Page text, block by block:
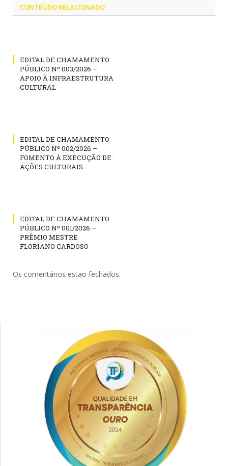
CONTEÚDO RELACIONADO
EDITAL DE CHAMAMENTO
PÚBLICO Nº 003/2026 –
APOIO À INFRAESTRUTURA
CULTURAL
EDITAL DE CHAMAMENTO
PÚBLICO Nº 002/2026 –
FOMENTO À EXECUÇÃO DE
AÇÕES CULTURAIS
EDITAL DE CHAMAMENTO
PÚBLICO Nº 001/2026 –
PRÊMIO MESTRE
FLORIANO CARDOSO
Os comentários estão fechados.